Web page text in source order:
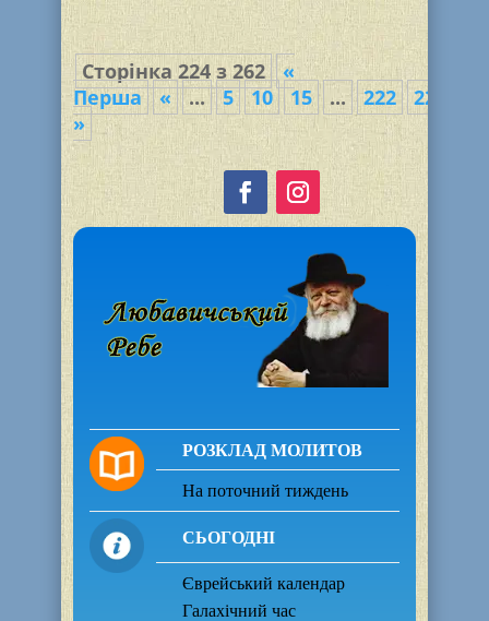
года. Пятеро...
Сторінка 224 з 262
«
Перша
« ... 5 10 15 ... 222 223
»
РОЗКЛАД МОЛИТОВ
На поточний тиждень
СЬОГОДНІ
Єврейський календар
Галахічний час